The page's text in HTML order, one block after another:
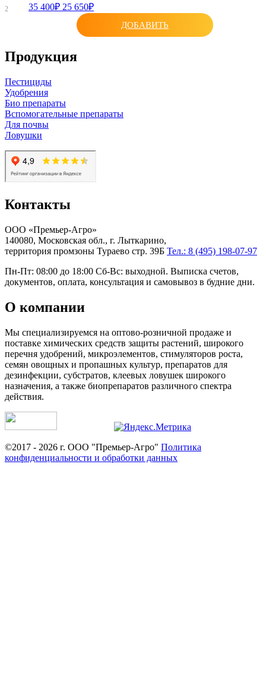
2 35 400₽ 25 650₽
ДОБАВИТЬ
Продукция
Пестициды
Удобрения
Био препараты
Вспомогательные препараты
Для почвы
Ловушки
Контакты
ООО «Премьер-Агро»
140080, Московская обл., г. Лыткарино,
территория промзоны Тураево стр. 39Б Тел.: 8 (495) 198-07-97
Пн-Пт: 08:00 до 18:00 Сб-Вс: выходной. Выписка счетов,
документов, оплата, консультация и самовывоз в будние дни.
О компании
Мы специализируемся на оптово-розничной продаже и
поставке химических средств защиты растений, широкого
перечня удобрений, микроэлементов, стимуляторов роста,
семян овощных и пропашных культур, препаратов для
дезинфекции, субстратов, клеевых ловушек широкого
назначения, а также биопрепаратов различного спектра
действия.
©2017 - 2026 г. ООО "Премьер-Агро" Политика
конфиденциальности и обработки данных